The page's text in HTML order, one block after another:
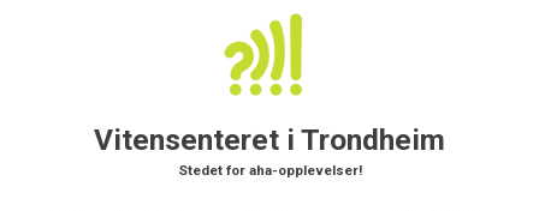
Vitensenteret i Trondheim
Stedet for aha-opplevelser!